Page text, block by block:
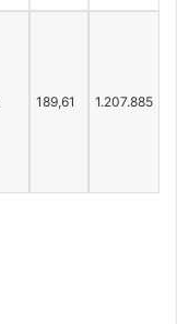
189,61 1.207.885